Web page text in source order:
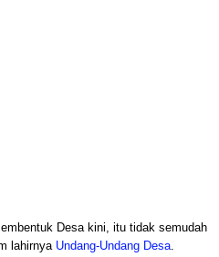
Desa kini, itu tidak semudah
lahirnya Undang-Undang Desa.